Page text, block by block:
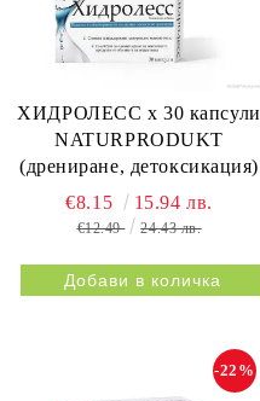
ХИДРОЛЕСС х 30 капсули
NATURPRODUKT
(дрениране, детоксикация)
€8.15 15.94 лв.
€12.49 24.43 лв.
-22%